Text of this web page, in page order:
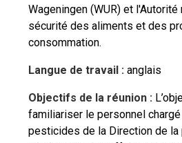
Wageningen (WUR) et
sécurité des aliments et des
consommation.
Langue de travail : anglais
Objectifs de la réunion :
familiariser le personnel
pesticides de la Direction de